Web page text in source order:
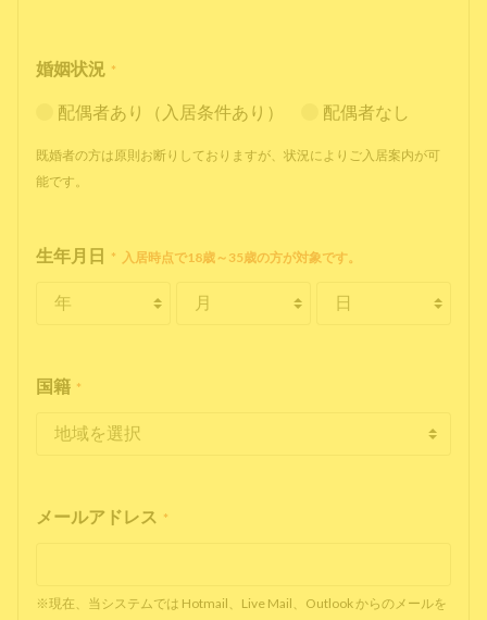
婚姻状況 *
配偶者あり（入居条件あり） 配偶者なし
既婚者の方は原則お断りしておりますが、状況によりご入居案内が可
能です。
生年月日 * 入居時点で18歳～35歳の方が対象です。
国籍 *
メールアドレス *
※現在、当システムでは Hotmail、Live Mail、Outlook からのメールを